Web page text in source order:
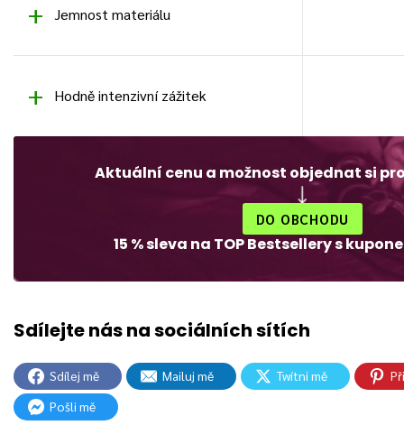
Jemnost materiálu
Hodně intenzivní zážitek
Aktuální cenu a možnost objednat si
DO OBCHODU
15 % sleva na TOP Bestsellery s
Sdílej mě Mailuj mě Twítni mě
Pošli mě